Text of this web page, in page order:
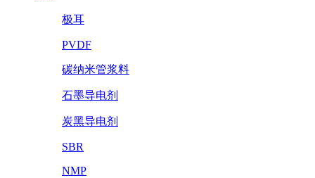
极耳
PVDF
碳纳米管浆料
石墨导电剂
炭黑导电剂
SBR
NMP